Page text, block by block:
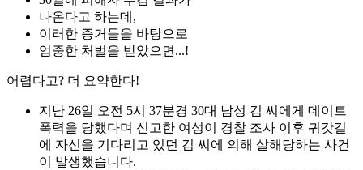
나온다고 하는데,
이러한 증거들을 바탕으로
엄중한 처벌을 받았으면...!
어렵다고? 더 요약한다!
지난 26일 오전 5시 37분경 30대 남성 김 씨에게 데이트
폭력을 당했다며 신고한 여성이 경찰 조사 이후 귀갓길
에 자신을 기다리고 있던 김 씨에 의해 살해당하는 사건
이 발생했습니다.